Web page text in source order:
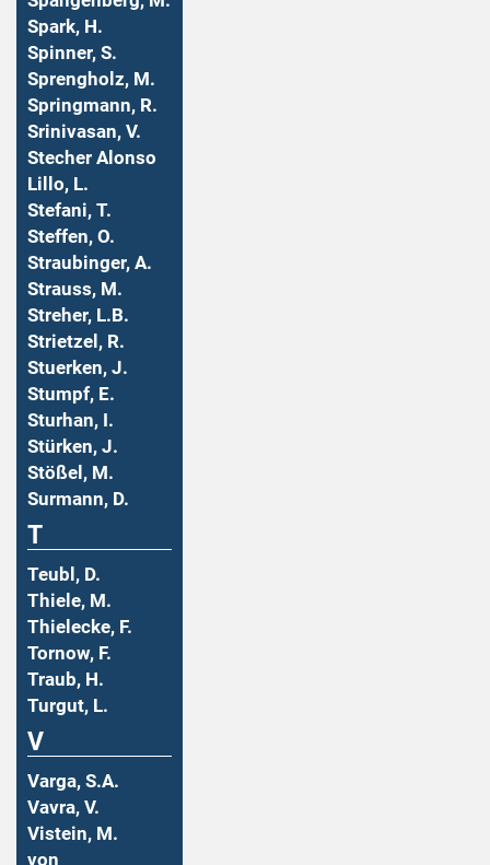
Spark, H.
Spinner, S.
Sprengholz, M.
Springmann, R.
Srinivasan, V.
Stecher Alonso
Lillo, L.
Stefani, T.
Steffen, O.
Straubinger, A.
Strauss, M.
Streher, L.B.
Strietzel, R.
Stuerken, J.
Stumpf, E.
Sturhan, I.
Stürken, J.
Stößel, M.
Surmann, D.
T
Teubl, D.
Thiele, M.
Thielecke, F.
Tornow, F.
Traub, H.
Turgut, L.
V
Varga, S.A.
Vavra, V.
Vistein, M.
von